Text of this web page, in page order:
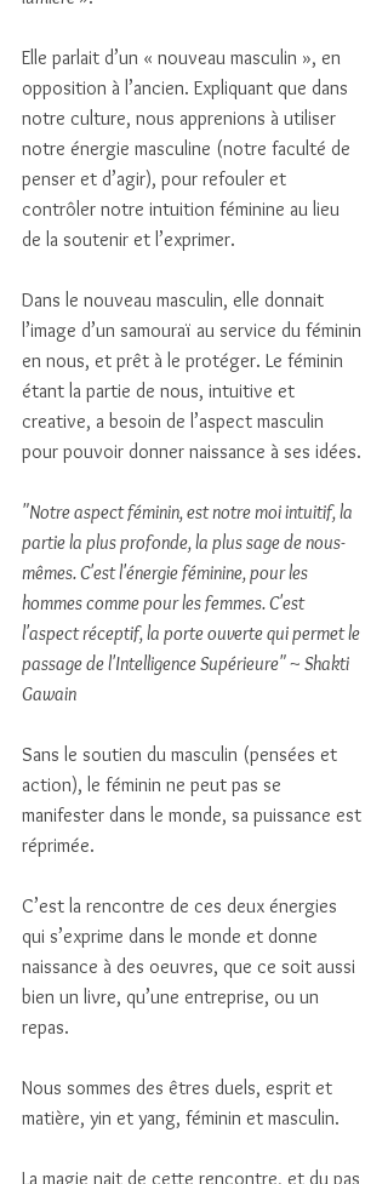
Elle parlait d’un « nouveau masculin », en
opposition à l’ancien. Expliquant que dans
notre culture, nous apprenions à utiliser
notre énergie masculine (notre faculté de
penser et d’agir), pour refouler et
contrôler notre intuition féminine au lieu
de la soutenir et l’exprimer.
Dans le nouveau masculin, elle donnait
l’image d’un samouraï au service du féminin
en nous, et prêt à le protéger. Le féminin
étant la partie de nous, intuitive et
creative, a besoin de l’aspect masculin
pour pouvoir donner naissance à ses idées.
"Notre aspect féminin, est notre moi intuitif, la
partie la plus profonde, la plus sage de nous-
mêmes. C'est l'énergie féminine, pour les
hommes comme pour les femmes. C'est
l'aspect réceptif, la porte ouverte qui permet le
passage de l'Intelligence Supérieure" ~ Shakti
Gawain
Sans le soutien du masculin (pensées et
action), le féminin ne peut pas se
manifester dans le monde, sa puissance est
réprimée.
C’est la rencontre de ces deux énergies
qui s’exprime dans le monde et donne
naissance à des oeuvres, que ce soit aussi
bien un livre, qu’une entreprise, ou un
repas.
Nous sommes des êtres duels, esprit et
matière, yin et yang, féminin et masculin.
La magie nait de cette rencontre, et du pas